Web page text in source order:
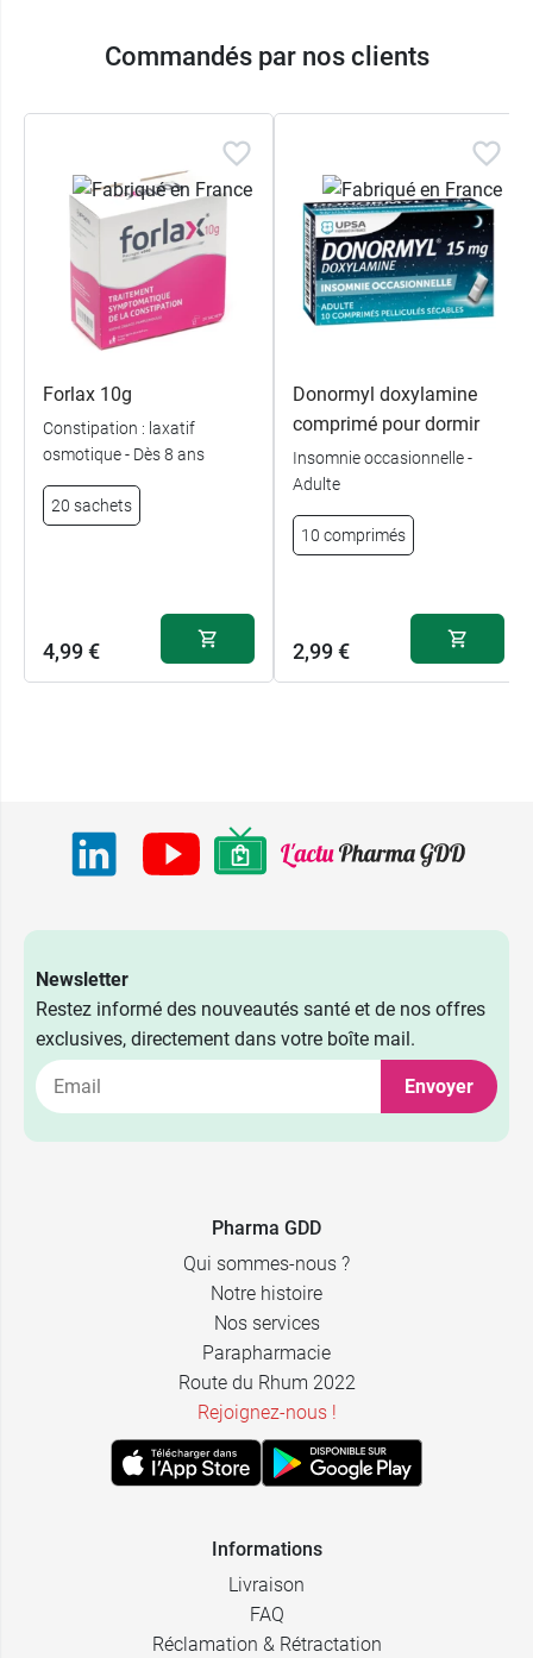
Commandés par nos clients
Forlax 10g
Constipation : laxatif
osmotique - Dès 8 ans
20 sachets
4,99 €
Donormyl doxylamine
comprimé pour dormir
Insomnie occasionnelle -
Adulte
10 comprimés
2,99 €
Newsletter
Restez informé des nouveautés santé et de nos offres
exclusives, directement dans votre boîte mail.
Envoyer
Pharma GDD
Qui sommes-nous ?
Notre histoire
Nos services
Parapharmacie
Route du Rhum 2022
Rejoignez-nous !
Informations
Livraison
FAQ
Réclamation & Rétractation